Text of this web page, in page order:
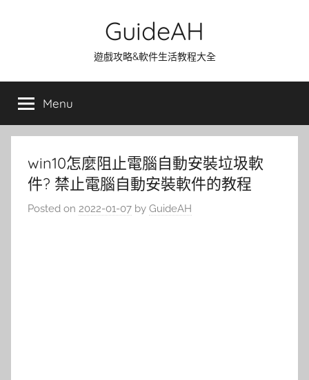
GuideAH
遊戲攻略&軟件生活教程大全
Menu
win10怎麼阻止電腦自動安裝垃圾軟
件? 禁止電腦自動安裝軟件的教程
Posted on 2022-01-07 by GuideAH